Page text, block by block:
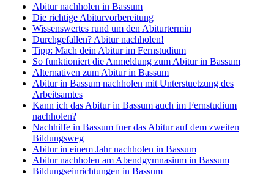
Abitur nachholen in Bassum
Die richtige Abiturvorbereitung
Wissenswertes rund um den Abiturtermin
Durchgefallen? Abitur nachholen!
Tipp: Mach dein Abitur im Fernstudium
So funktioniert die Anmeldung zum Abitur in Bassum
Alternativen zum Abitur in Bassum
Abitur in Bassum nachholen mit Unterstuetzung des
Arbeitsamtes
Kann ich das Abitur in Bassum auch im Fernstudium
nachholen?
Nachhilfe in Bassum fuer das Abitur auf dem zweiten
Bildungsweg
Abitur in einem Jahr nachholen in Bassum
Abitur nachholen am Abendgymnasium in Bassum
Bildungseinrichtungen in Bassum